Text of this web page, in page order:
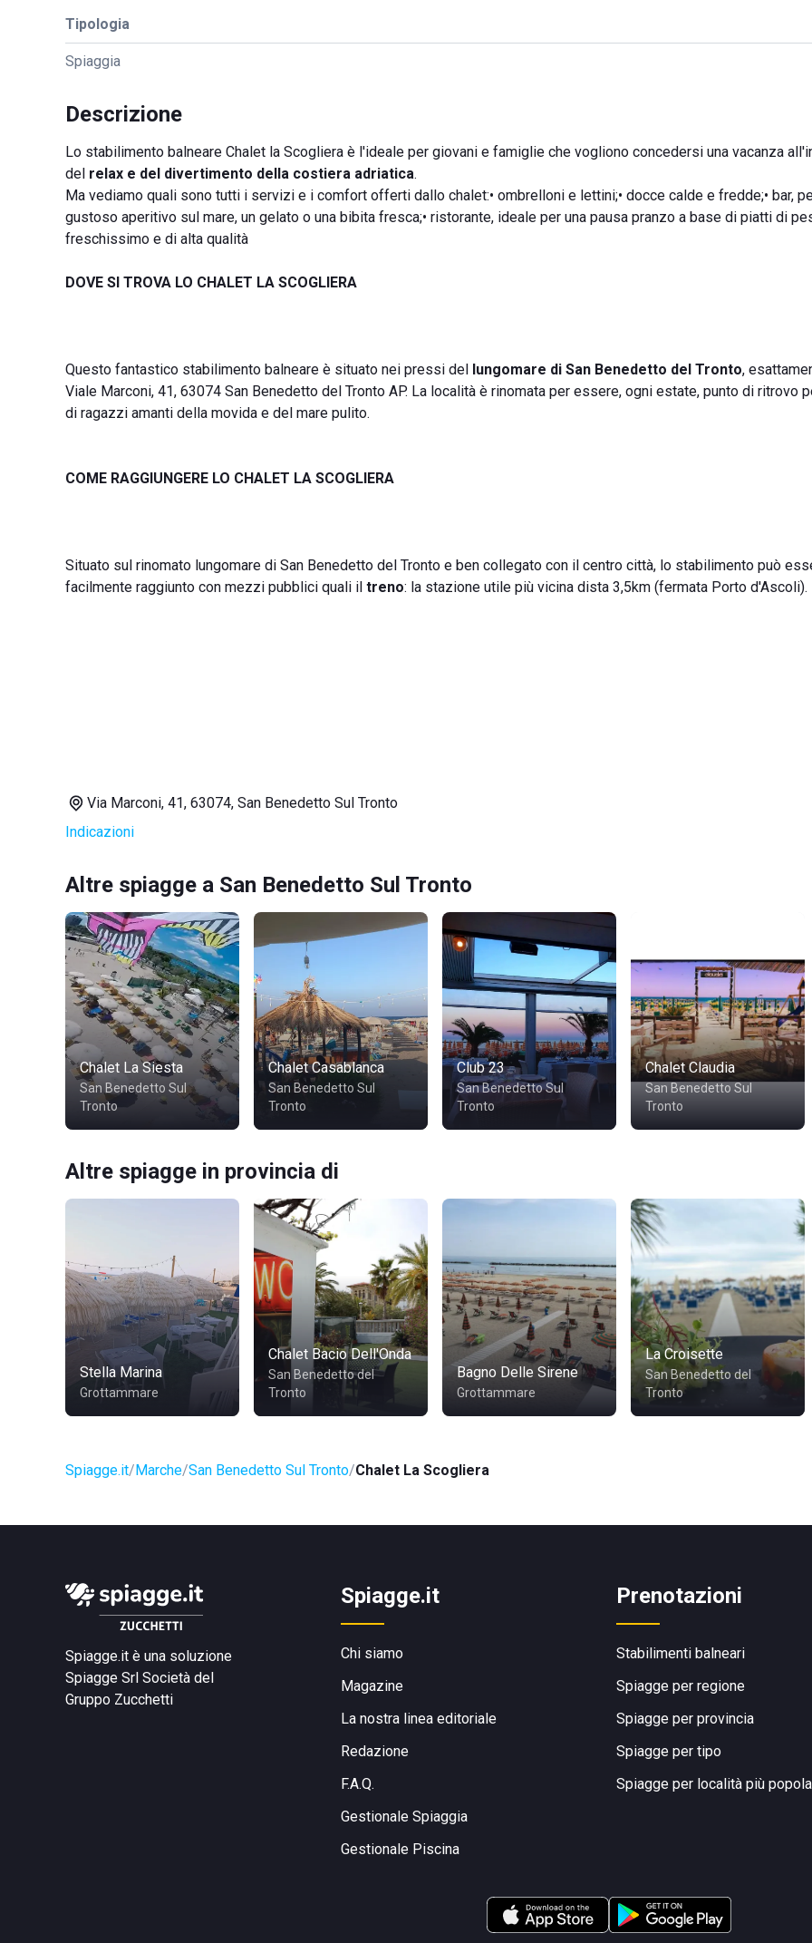
Tipologia
Spiaggia
Descrizione
Lo stabilimento balneare Chalet la Scogliera è l'ideale per giovani e famiglie che vogliono concedersi una vacanza
del relax e del divertimento della costiera adriatica.
Ma vediamo quali sono tutti i servizi e i comfort offerti dallo chalet:• ombrelloni e lettini;• docce calde e fredde;• bar,
gustoso aperitivo sul mare, un gelato o una bibita fresca;• ristorante, ideale per una pausa pranzo a base di piatti di
freschissimo e di alta qualità
DOVE SI TROVA LO CHALET LA SCOGLIERA
Questo fantastico stabilimento balneare è situato nei pressi del lungomare di San Benedetto del Tronto,
Viale Marconi, 41, 63074 San Benedetto del Tronto AP. La località è rinomata per essere, ogni estate, punto di ritrovo
di ragazzi amanti della movida e del mare pulito.
COME RAGGIUNGERE LO CHALET LA SCOGLIERA
Situato sul rinomato lungomare di San Benedetto del Tronto e ben collegato con il centro città, lo stabilimento può
facilmente raggiunto con mezzi pubblici quali il treno: la stazione utile più vicina dista 3,5km (fermata Porto d'Ascoli).
Via Marconi, 41, 63074, San Benedetto Sul Tronto
Indicazioni
Altre spiagge a San Benedetto Sul Tronto
Chalet La Siesta
San Benedetto Sul
Tronto
Chalet Casablanca
San Benedetto Sul
Tronto
Club 23
San Benedetto Sul
Tronto
Chalet Claudia
San Benedetto Sul
Tronto
Altre spiagge in provincia di
Stella Marina
Grottammare
Chalet Bacio Dell'Onda
San Benedetto del
Tronto
Bagno Delle Sirene
Grottammare
La Croisette
San Benedetto del
Tronto
Spiagge.it Marche San Benedetto Sul Tronto Chalet La Scogliera
Spiagge.it è una soluzione
Spiagge Srl Società del
Gruppo Zucchetti
Spiagge.it
Chi siamo
Magazine
La nostra linea editoriale
Redazione
F.A.Q.
Gestionale Spiaggia
Gestionale Piscina
Prenotazioni
Stabilimenti balneari
Spiagge per regione
Spiagge per provincia
Spiagge per tipo
Spiagge per località più